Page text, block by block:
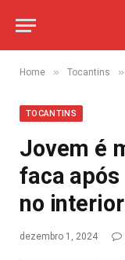
Home » Tocantins »
TOCANTINS
Jovem é
faca
no
dezembro 1, 2024